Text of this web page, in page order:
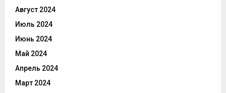
Август 2024
Июль 2024
Июнь 2024
Май 2024
Апрель 2024
Март 2024